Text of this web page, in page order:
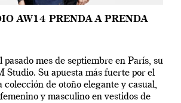
AW14 PRENDA A PRENDA
mes de septiembre en París, su
Studio. Su apuesta más fuerte por el
colección de otoño elegante y casual,
y masculino en vestidos de